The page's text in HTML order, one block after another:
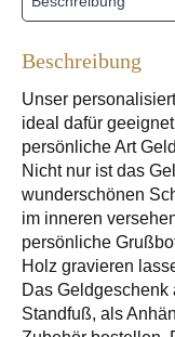
Beschreibung
Unser
ideal dafür
persönliche Art
Nicht nur ist das
wunderschönen
im inneren
persönliche
Holz gravieren
Das
Standfuß, als